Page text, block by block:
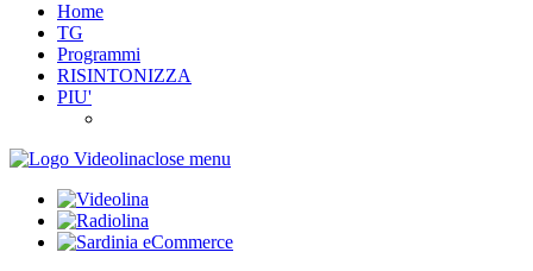
Home
TG
Programmi
RISINTONIZZA
PIU'
close menu